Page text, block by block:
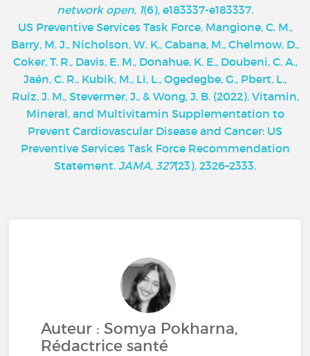
network open, 1(6), e183337-e183337.
US Preventive Services Task Force, Mangione, C. M.,
Barry, M. J., Nicholson, W. K., Cabana, M., Chelmow, D.,
Coker, T. R., Davis, E. M., Donahue, K. E., Doubeni, C. A.,
Jaén, C. R., Kubik, M., Li, L., Ogedegbe, G., Pbert, L.,
Ruiz, J. M., Stevermer, J., & Wong, J. B. (2022). Vitamin,
Mineral, and Multivitamin Supplementation to
Prevent Cardiovascular Disease and Cancer: US
Preventive Services Task Force Recommendation
Statement. JAMA, 327(23), 2326–2333.
Auteur : Somya Pokharna,
Rédactrice santé